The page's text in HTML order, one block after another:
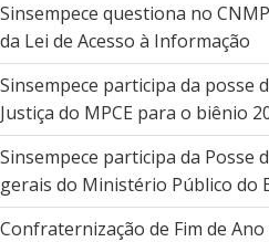
Sinsempece questiona no
da Lei de Acesso à Informação
Sinsempece participa da posse
Justiça do MPCE para o biênio
Sinsempece participa da Posse
gerais do Ministério Público do
Confraternização de Fim de Ano